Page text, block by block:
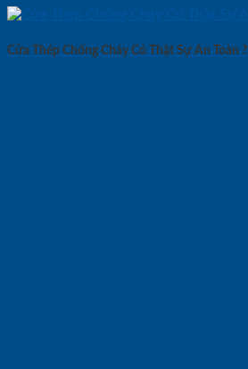
Cửa Thép Chống Cháy Có Thật Sự An Toàn ?